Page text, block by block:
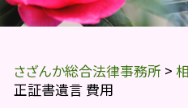
さざんか総合法律事務所 >
正証書遺言 費用